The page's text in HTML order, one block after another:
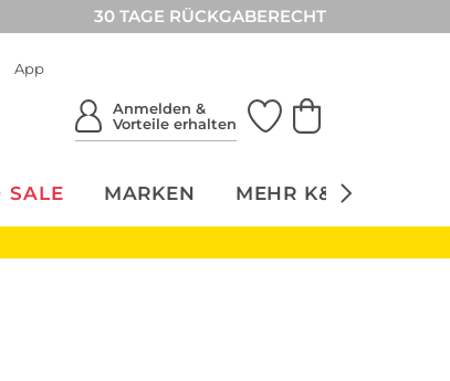
30 TAGE RÜCKGABERECHT
App
Anmelden &
Vorteile erhalten
SALE MARKEN MEHR K&Ö